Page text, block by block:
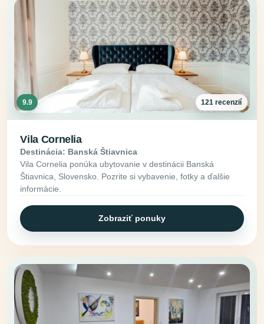
9.9 121 recenzií
Vila Cornelia
Destinácia: Banská Štiavnica
Vila Cornelia ponúka ubytovanie v destinácii Banská
Štiavnica, Slovensko. Pozrite si vybavenie, fotky a ďalšie
informácie.
Zobraziť ponuky